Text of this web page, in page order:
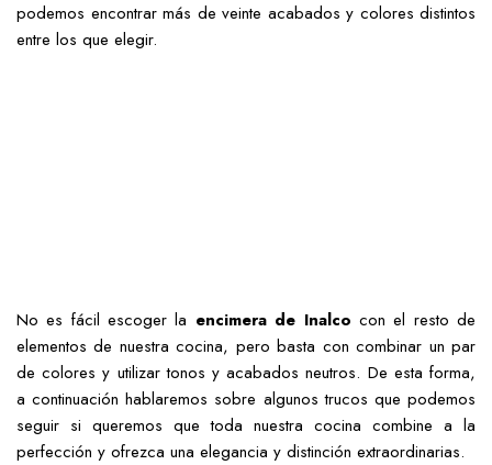
podemos encontrar más de veinte acabados y colores distintos
entre los que elegir.
No es fácil escoger la encimera de Inalco con el resto de
elementos de nuestra cocina, pero basta con combinar un par
de colores y utilizar tonos y acabados neutros. De esta forma,
a continuación hablaremos sobre algunos trucos que podemos
seguir si queremos que toda nuestra cocina combine a la
perfección y ofrezca una elegancia y distinción extraordinarias.